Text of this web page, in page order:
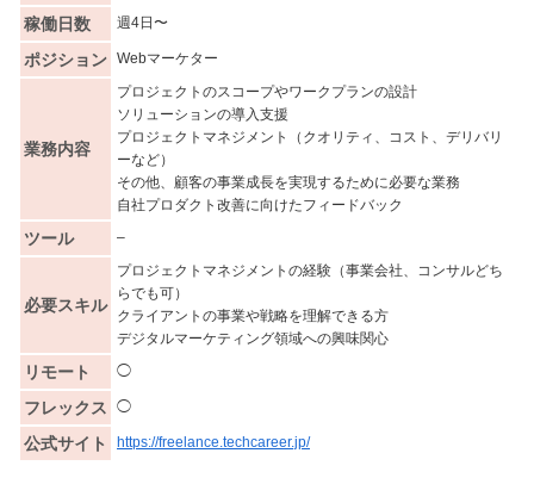
稼働日数 週4日〜
ポジション Webマーケター
業務内容
プロジェクトのスコープやワークプランの設計
ソリューションの導入支援
プロジェクトマネジメント（クオリティ、コスト、デリバリ
ーなど）
その他、顧客の事業成長を実現するために必要な業務
自社プロダクト改善に向けたフィードバック
ツール –
必要スキル
プロジェクトマネジメントの経験（事業会社、コンサルどち
らでも可）
クライアントの事業や戦略を理解できる方
デジタルマーケティング領域への興味関心
リモート ◯
フレックス ◯
公式サイト https://freelance.techcareer.jp/